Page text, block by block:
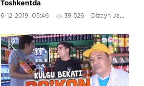
Toshkentda
6-12-2019, 05:46 39 526 Dizayn Jamoasi